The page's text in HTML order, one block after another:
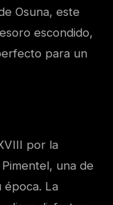
Osuna, este
escondido,
para un
por la
una de
época. La